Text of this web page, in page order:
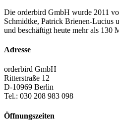
Die orderbird GmbH wurde 2011
Schmidtke, Patrick Brienen-Lucius
und beschäftigt heute mehr als 130
Adresse
orderbird GmbH
Ritterstraße 12
D-10969 Berlin
Tel.: 030 208 983 098
Öffnungszeiten